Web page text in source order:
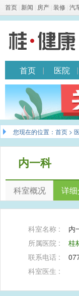
首页 新闻 房产 装修 汽
首页 医院
您现在的位置： 首页 >
内一科
科室概况 详
科室名称 :
内
所属医院 :
桂
联系电话 :
科室医生 :